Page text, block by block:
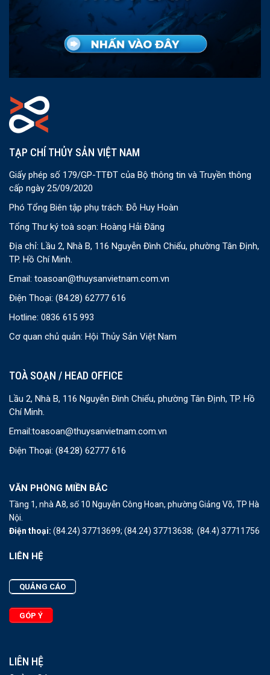
TẠP CHÍ THỦY SẢN VIỆT NAM
Giấy phép số 179/GP-TTĐT của Bộ thông tin và Truyền thông
cấp ngày 25/09/2020
Phó Tổng Biên tập phụ trách: Đỗ Huy Hoàn
Tổng Thư ký toà soạn: Hoàng Hải Đăng
Địa chỉ: Lầu 2, Nhà B, 116 Nguyễn Đình Chiểu, phường Tân Định,
TP. Hồ Chí Minh.
Email: toasoan@thuysanvietnam.com.vn
Điện Thoại: (84.28) 62777 616
Hotline: 0836 615 993
Cơ quan chủ quản: Hội Thủy Sản Việt Nam
TOÀ SOẠN / HEAD OFFICE
Lầu 2, Nhà B, 116 Nguyễn Đình Chiểu, phường Tân Định, TP. Hồ
Chí Minh.
Email:toasoan@thuysanvietnam.com.vn
Điện Thoại: (84.28) 62777 616
VĂN PHÒNG MIỀN BẮC
Tầng 1, nhà A8, số 10 Nguyễn Công Hoan, phường Giảng Võ, TP Hà
Nội.
Điện thoại: (84.24) 37713699; (84.24) 37713638; (84.4) 37711756
LIÊN HỆ
QUẢNG CÁO
GÓP Ý
LIÊN HỆ